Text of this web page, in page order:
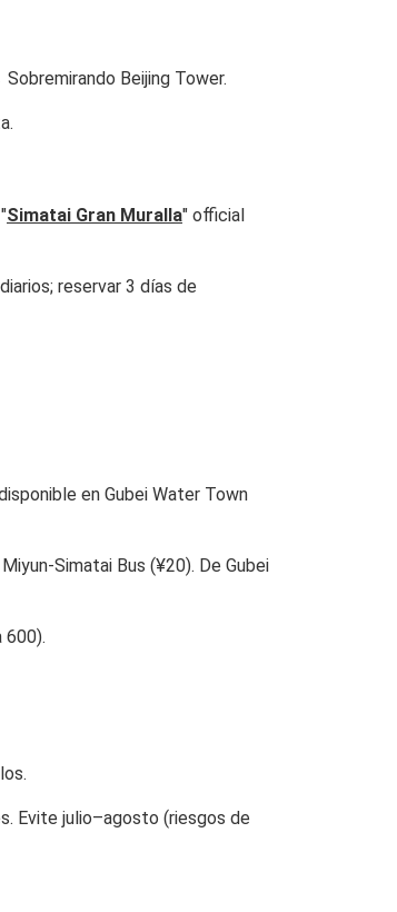
Beijing Tower.
Simatai Gran Muralla" official
reservar 3 días de
en Gubei Water Town
Simatai Bus (¥20). De Gubei
600).
Evite julio–agosto (riesgos de